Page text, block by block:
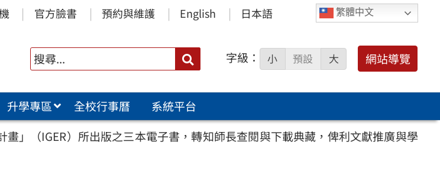
繁體中文
官方臉書 預約與維護 English 日本語
搜
尋：
字級： 小 預設 大 網站導覽
升學專區 全校行事曆
系統平台
」（IGER）所出版之三本電子書，轉知師長查閱與下載典藏，俾利文獻推廣與學